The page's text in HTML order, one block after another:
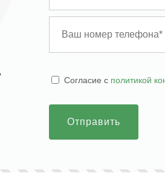
Cогласие с политикой
Отправить